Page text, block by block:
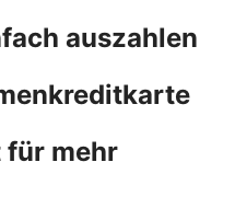
auszahlen
mehr